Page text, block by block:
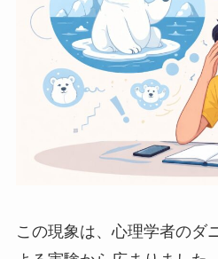
この現象は、心理学者のダ